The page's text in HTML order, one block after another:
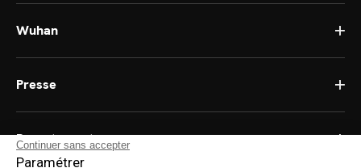
Wuhan
Presse
Recrutement
Continuer sans accepter
Paramétrer